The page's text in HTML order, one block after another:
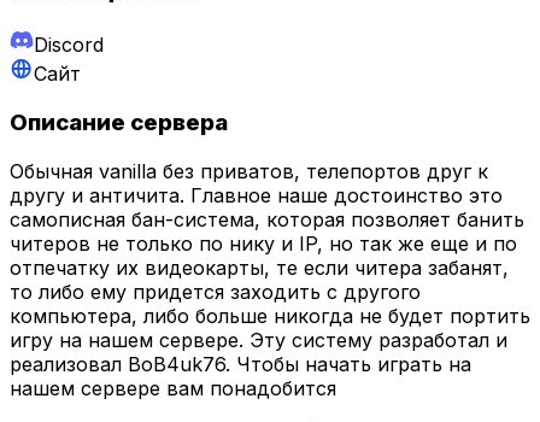
Discord
Сайт
Описание сервера
Обычная vanilla без приватов, телепортов друг к
другу и античита. Главное наше достоинство это
самописная бан-система, которая позволяет банить
читеров не только по нику и IP, но так же еще и по
отпечатку их видеокарты, те если читера забанят,
то либо ему придется заходить с другого
компьютера, либо больше никогда не будет портить
игру на нашем сервере. Эту систему разработал и
реализовал BoB4uk76. Чтобы начать играть на
нашем сервере вам понадобится